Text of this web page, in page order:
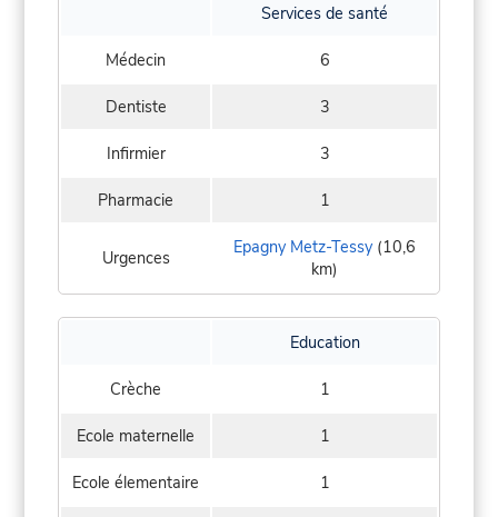
Services de santé
Médecin 6
Dentiste 3
Infirmier 3
Pharmacie 1
Urgences Epagny Metz-Tessy (10,6
km)
Education
Crèche 1
Ecole maternelle 1
Ecole élementaire 1